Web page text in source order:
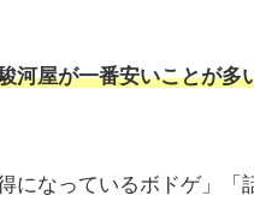
河屋が一番安いことが多
なっているボドゲ」「